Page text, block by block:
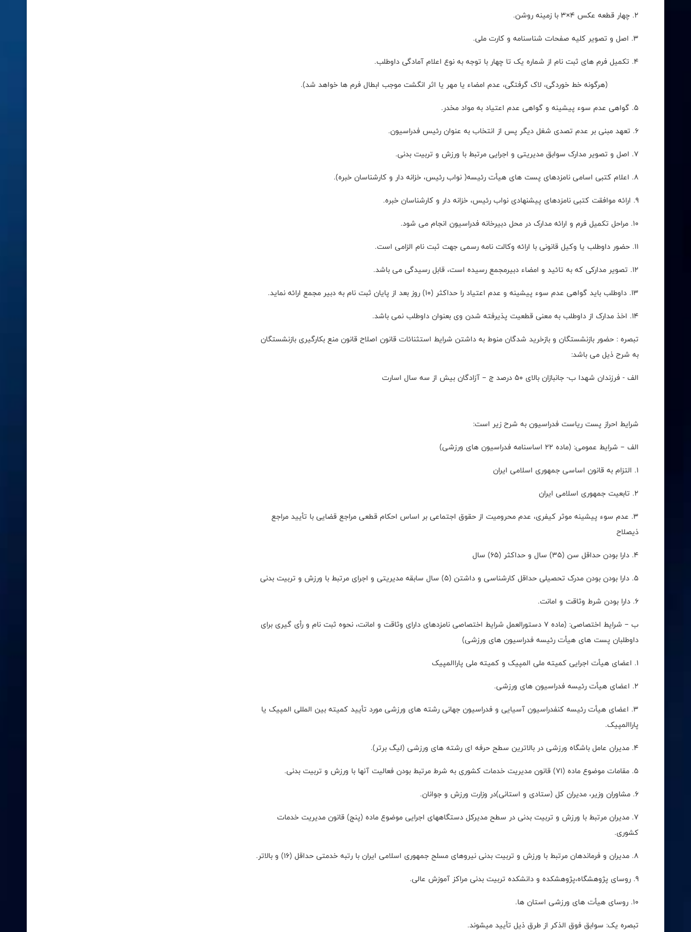
2. چهار قطعه عکس 4×3 با زمینه روشن.
3. اصل و تصویر کلیه صفحات شناسنامه و کارت ملی.
4. تکمیل فرم های ثبت نام از شماره یک تا چهار با توجه به نوع اعلام آمادگی داوطلب.
(هرگونه خط خوردگی، لاک گرفتگی، عدم امضاء یا مهر یا اثر انگشت موجب ابطال فرم ها خواهد شد).
5. گواهی عدم سوء پیشینه و گواهی عدم اعتیاد به مواد مخدر.
6. تعهد مبنی بر عدم تصدی شغل دیگر پس از انتخاب به عنوان رئیس فدراسیون.
7. اصل و تصویر مدارک سوابق مدیریتی و اجرایی مرتبط با ورزش و تربیت بدنی.
8. اعلام کتبی اسامی نامزدهای پست های هیأت رئیسه( نواب رئیس، خزانه دار و کارشناسان خبره).
9. ارائه موافقت کتبی نامزدهای پیشنهادی نواب رئیس، خزانه دار و کارشناسان خبره.
10. مراحل تکمیل فرم و ارائه مدارک در محل دبیرخانه فدراسیون انجام می شود.
11. حضور داوطلب یا وکیل قانونی با ارائه وکالت نامه رسمی جهت ثبت نام الزامی است.
12. تصویر مدارکی که به تائید و امضاء دبیرمجمع رسیده است، قابل رسیدگی می باشد.
13. داوطلب باید گواهی عدم سوء پیشینه و عدم اعتیاد را حداکثر (10) روز بعد از پایان ثبت نام به دبیر مجمع ارائه نماید.
14. اخذ مدارک از داوطلب به معنی قطعیت پذیرفته شدن وی بعنوان داوطلب نمی باشد.
تبصره : حضور بازنشستگان و بازخرید شدگان منوط به داشتن شرایط استثنائات قانون اصلاح قانون منع بکارگیری بازنشستگان
به شرح ذیل می باشد:
الف - فرزندان شهدا ب- جانبازان بالای 50 درصد ج – آزادگان بیش از سه سال اسارت
شرایط احراز پست ریاست فدراسیون به شرح زیر است:
الف – شرایط عمومی: (ماده 22 اساسنامه فدراسیون های ورزشی)
1. التزام به قانون اساسی جمهوری اسلامی ایران
2. تابعیت جمهوری اسلامی ایران
3. عدم سوء پیشینه موثر کیفری، عدم محرومیت از حقوق اجتماعی بر اساس احکام قطعی مراجع قضایی با تأیید مراجع
ذیصلاح
4. دارا بودن حداقل سن (35) سال و حداکثر (65) سال
5. دارا بودن بودن مدرک تحصیلی حداقل کارشناسی و داشتن (5) سال سابقه مدیریتی و اجرای مرتبط با ورزش و تربیت بدنی
6. دارا بودن شرط وثاقت و امانت.
ب – شرایط اختصاصی: (ماده 7 دستورالعمل شرایط اختصاصی نامزدهای دارای وثاقت و امانت، نحوه ثبت نام و رأی گیری برای
داوطلبان پست های هیأت رئیسه فدراسیون های ورزشی)
1. اعضای هیأت اجرایی کمیته ملی المپیک و کمیته ملی پاراالمپیک
2. اعضای هیأت رئیسه فدراسیون های ورزشی.
3. اعضای هیأت رئیسه کنفدراسیون آسیایی و فدراسیون جهانی رشته های ورزشی مورد تأیید کمیته بین المللی المپیک یا
پاراالمپیک.
4. مدیران عامل باشگاه ورزشی در بالاترین سطح حرفه ای رشته های ورزشی (لیگ برتر).
5. مقامات موضوع ماده (71) قانون مدیریت خدمات کشوری به شرط مرتبط بودن فعالیت آنها با ورزش و تربیت بدنی.
6. مشاوران وزیر، مدیران کل (ستادی و استانی)در وزارت ورزش و جوانان.
7. مدیران مرتبط با ورزش و تربیت بدنی در سطح مدیرکل دستگاههای اجرایی موضوع ماده (پنج) قانون مدیریت خدمات
کشوری.
8. مدیران و فرماندهان مرتبط با ورزش و تربیت بدنی نیروهای مسلح جمهوری اسلامی ایران با رتبه خدمتی حداقل (16) و بالاتر.
9. روسای پژوهشگاه،پژوهشکده و دانشکده تربیت بدنی مراکز آموزش عالی.
10. روسای هیأت های ورزشی استان ها.
تبصره یک: سوابق فوق الذکر از طرق ذیل تأیید میشوند.